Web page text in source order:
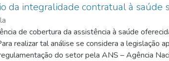
da integralidade contratual à saúde
de cobertura da assistência à saúde
realizar tal análise se considera a legislação
do setor pela ANS – Agência